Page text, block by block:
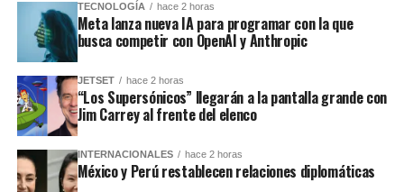
TECNOLOGÍA hace 2 horas
Meta lanza nueva IA para programar con la que
busca competir con OpenAI y Anthropic
JETSET hace 2 horas
“Los Supersónicos” llegarán a la pantalla grande con
Jim Carrey al frente del elenco
INTERNACIONALES hace 2 horas
México y Perú restablecen relaciones diplomáticas